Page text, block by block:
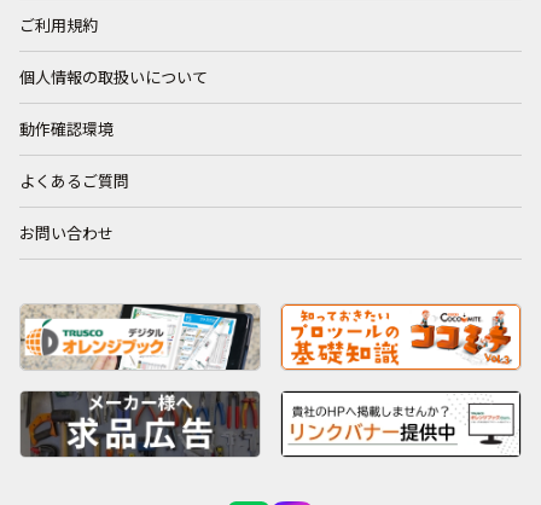
ご利用規約
個人情報の取扱いについて
動作確認環境
よくあるご質問
お問い合わせ